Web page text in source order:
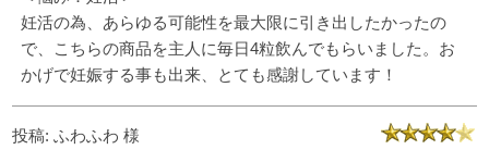
妊活の為、あらゆる可能性を最大限に引き出したかったの
で、こちらの商品を主人に毎日4粒飲んでもらいました。お
かげで妊娠する事も出来、とても感謝しています！
投稿: ふわふわ 様